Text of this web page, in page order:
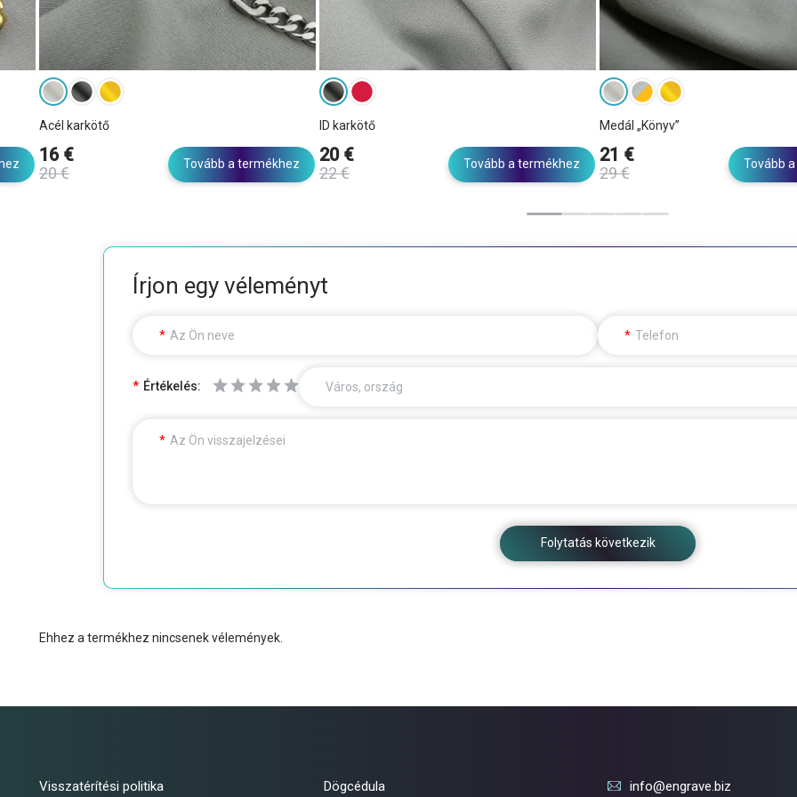
Acél karkötő
16 €
20 €
Tovább a termékhez
ID karkötő
20 €
22 €
Tovább a termékhez
Medál „Könyv”
21 €
29 €
Tovább
Írjon egy véleményt
Az Ön neve Telefon
Értékelés: Város, ország
Az Ön visszajelzései
Folytatás következik
Ehhez a termékhez nincsenek vélemények.
Visszatérítési politika Dögcédula info@engrave.biz